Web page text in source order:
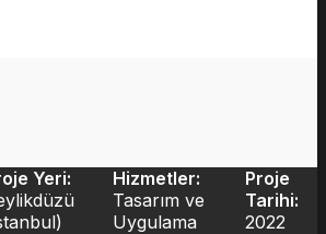
Yeri:
Hizmetler:
Tasarım ve
Uygulama
Proje
Tarihi:
2022